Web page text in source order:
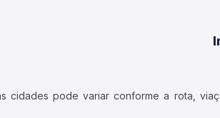
cidades pode variar conforme a rota,